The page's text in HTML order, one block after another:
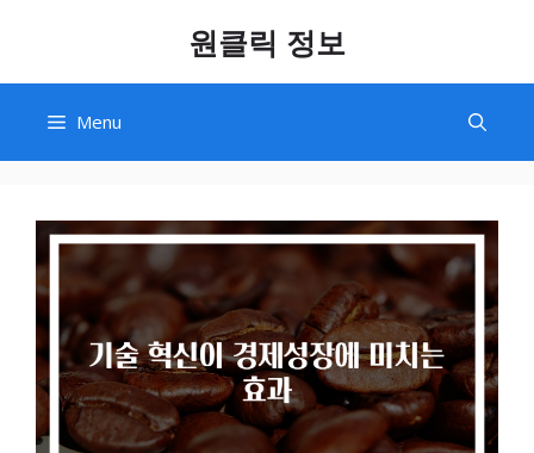
content
원클릭 정보
Menu